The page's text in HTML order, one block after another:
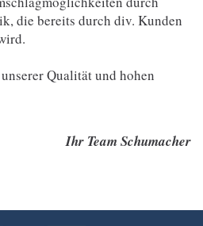
die bereits durch div. Kunden
Qualität und hohen
Ihr Team Schumacher